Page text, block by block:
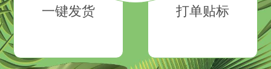
一键发货
打单贴标